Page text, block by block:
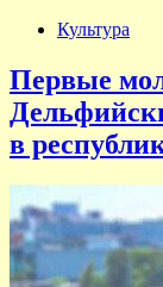
Культура
Первые
в